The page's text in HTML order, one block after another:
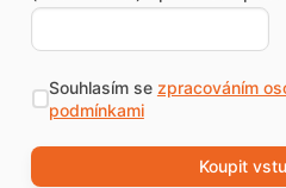
Souhlasím se zpracováním
podmínkami
Koupit